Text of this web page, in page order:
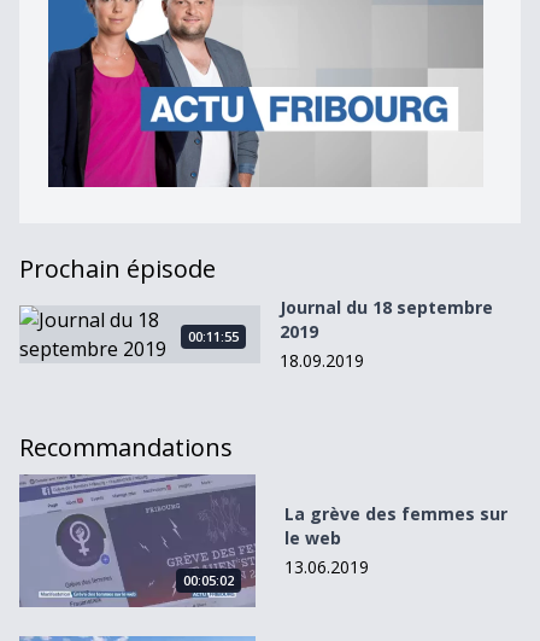
Prochain épisode
Journal du 18 septembre 2019
00:11:55
Journal du 18 septembre
2019
18.09.2019
Recommandations
La grève des femmes sur le web
00:05:02
La grève des femmes sur
le web
13.06.2019